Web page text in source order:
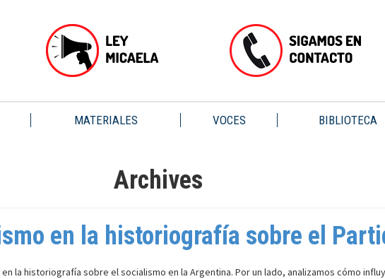
MATERIALES VOCES BIBLIOTECA
Archives
en la historiografía sobre el
la historiografía sobre el socialismo en la Argentina. Por un lado, analizamos cómo